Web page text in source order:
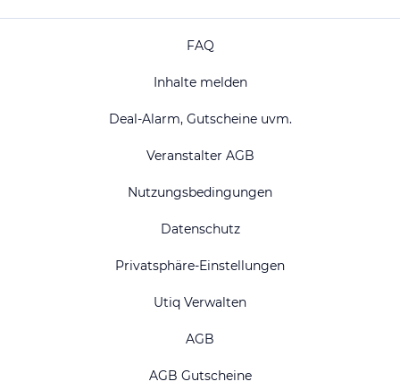
FAQ
Inhalte melden
Deal-Alarm, Gutscheine uvm.
Veranstalter AGB
Nutzungsbedingungen
Datenschutz
Privatsphäre-Einstellungen
Utiq Verwalten
AGB
AGB Gutscheine